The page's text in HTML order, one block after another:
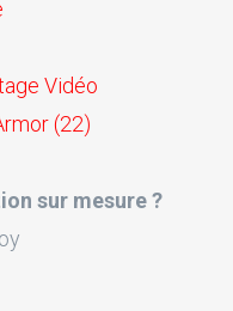
Vidéo
(22)
sur mesure ?